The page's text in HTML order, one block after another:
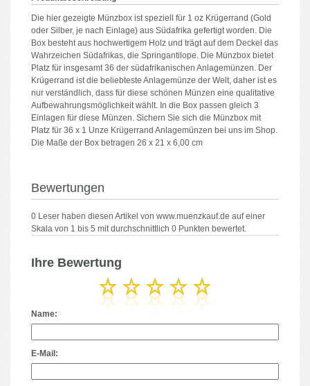
Die hier gezeigte Münzbox ist speziell für 1 oz Krügerrand (Gold
oder Silber, je nach Einlage) aus Südafrika gefertigt worden. Die
Box besteht aus hochwertigem Holz und trägt auf dem Deckel das
Wahrzeichen Südafrikas, die Springantilope. Die Münzbox bietet
Platz für insgesamt 36 der südafrikanischen Anlagemünzen. Der
Krügerrand ist die beliebteste Anlagemünze der Welt, daher ist es
nur verständlich, dass für diese schönen Münzen eine qualitative
Aufbewahrungsmöglichkeit wählt. In die Box passen gleich 3
Einlagen für diese Münzen. Sichern Sie sich die Münzbox mit
Platz für 36 x 1 Unze Krügerrand Anlagemünzen bei uns im Shop.
Die Maße der Box betragen 26 x 21 x 6,00 cm
Bewertungen
0 Leser haben diesen Artikel von www.muenzkauf.de auf einer
Skala von 1 bis 5 mit durchschnittlich 0 Punkten bewertet.
Ihre Bewertung
Name:
E-Mail: